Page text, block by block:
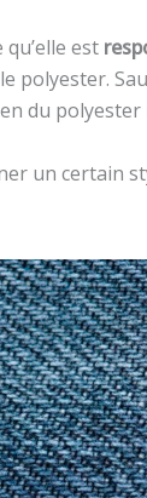
est
du polyester
un certain